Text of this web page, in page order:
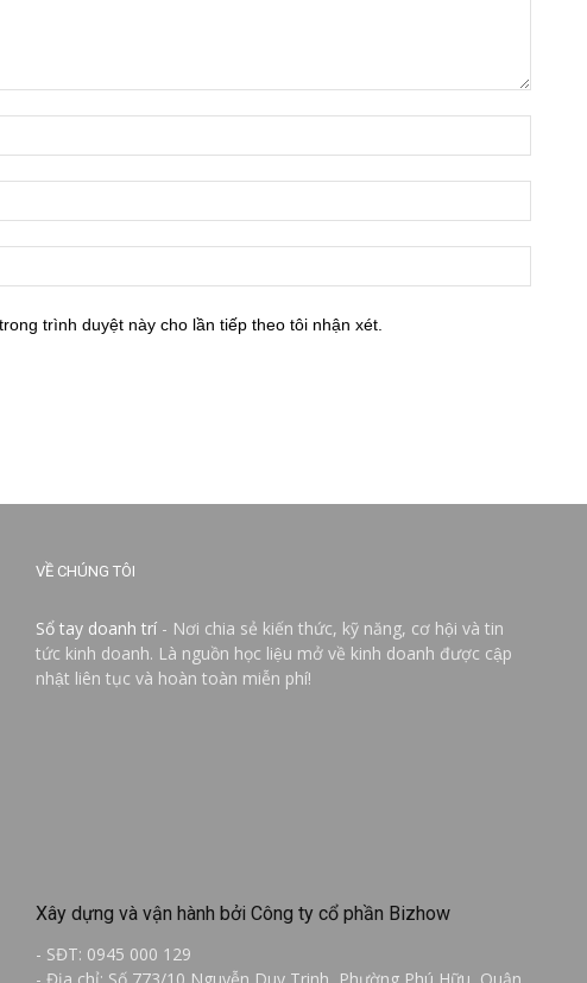
trình duyệt này cho lần tiếp theo tôi nhận xét.
VỀ CHÚNG TÔI
Sổ tay doanh trí - Nơi chia sẻ kiến thức, kỹ năng, cơ hội và tin
tức kinh doanh. Là nguồn học liệu mở về kinh doanh được cập
nhật liên tục và hoàn toàn miễn phí!
Xây dựng và vận hành bởi Công ty cổ phần Bizhow
- SĐT: 0945 000 129